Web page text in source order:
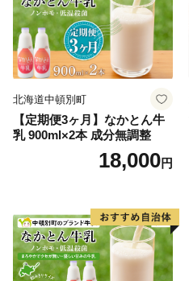
北海道中頓別町
【定期便3ヶ月】なかとん牛
乳 900ml×2本 成分無調整
18,000円